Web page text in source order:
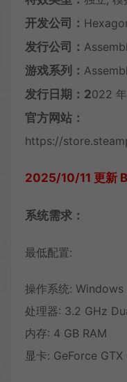
开发公司：
发行公司：
游戏系列：
发行日期：2022
官方网站：
https://
2025/10/11 更新
系统需求：
最低配置:
操作系统:
处理器: 3.2 GHz
内存: 4 GB RAM
显卡: GeForce